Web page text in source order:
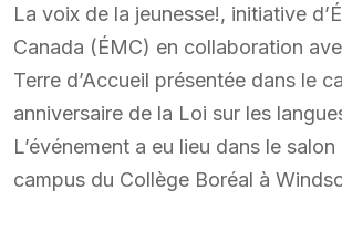
La voix de la jeunesse!, initiative
Canada (ÉMC) en collaboration
Terre d’Accueil présentée dans le
anniversaire de la Loi sur les
L’événement a eu lieu dans le
campus du Collège Boréal à